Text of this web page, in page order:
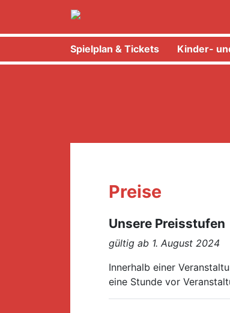
Spielplan & Tickets Kinder-
Preise
Unsere Preisstufen
gültig ab 1. August 2024
Innerhalb einer
eine Stunde vor